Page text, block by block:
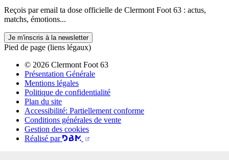
Reçois par email ta dose officielle de Clermont Foot 63 : actus,
matchs, émotions...
Je m'inscris à la newsletter
Pied de page (liens légaux)
© 2026 Clermont Foot 63
Présentation Générale
Mentions légales
Politique de confidentialité
Plan du site
Accessibilité: Partiellement conforme
Conditions générales de vente
Gestion des cookies
Réalisé par